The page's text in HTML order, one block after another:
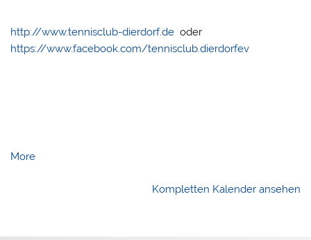
http://www.tennisclub-dierdorf.de oder
https://www.facebook.com/tennisclub.dierdorfev
Moreabout
Kompletten Kalender ansehen